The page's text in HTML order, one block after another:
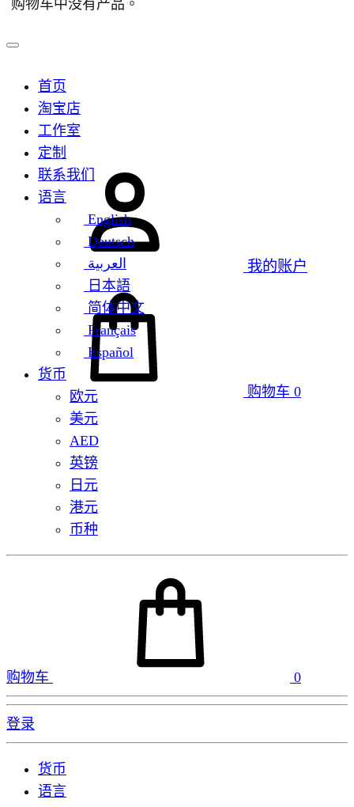
购物车中没有产品。
我的账户
购物车 0
首页
淘宝店
工作室
定制
联系我们
语言
English
Deutsch
العربية
日本語
简体中文
Français
Español
货币
欧元
美元
AED
英镑
日元
港元
币种
购物车 0
登录
货币
语言